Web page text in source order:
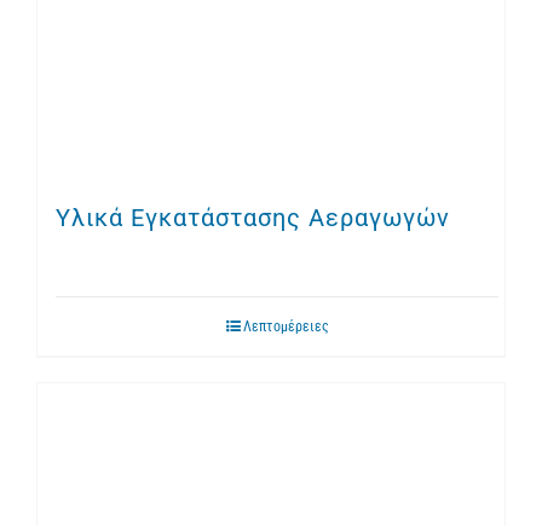
Υλικά Εγκατάστασης Αεραγωγών
Λεπτομέρειες